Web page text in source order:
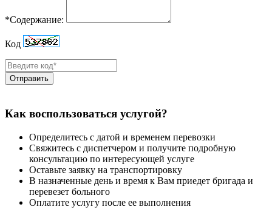
*Содержание:
Код
Отправить
Как воспользоваться услугой?
Определитесь с датой и временем перевозки
Свяжитесь с диспетчером и получите подробную
консультацию по интересующей услуге
Оставьте заявку на транспортировку
В назначенные день и время к Вам приедет бригада и
перевезет больного
Оплатите услугу после ее выполнения